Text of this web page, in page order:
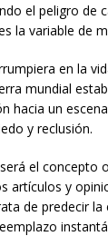
el peligro de
la variable de
en la
mundial
hacia un
y reclusión.
el concepto
artículos y
de predecir